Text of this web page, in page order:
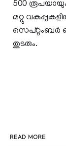
500 രൂപയായും
മറ്റു
സെപ്റ്റംബര്‍
തുടരും.
READ MORE